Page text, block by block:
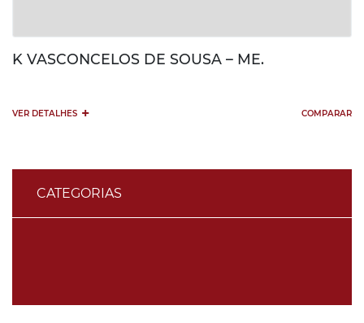
CATEGORIAS
K VASCONCELOS DE SOUSA – ME.
VER DETALHES + COMPARAR